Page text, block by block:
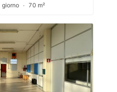
∙ 70 m²